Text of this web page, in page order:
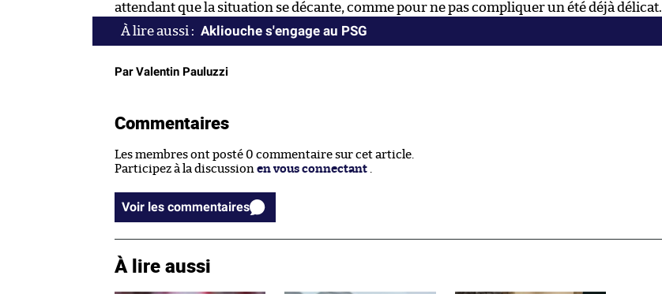
attendant que la situation se décante, comme pour ne pas compliquer un été déjà délicat.
Akliouche s'engage au PSG
Par Valentin Pauluzzi
Commentaires
Les membres ont posté 0 commentaire sur cet article.
Participez à la discussion en vous connectant .
Voir les commentaires
À lire aussi